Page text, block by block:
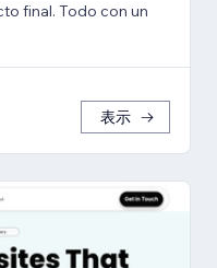
final. Todo con un
表示